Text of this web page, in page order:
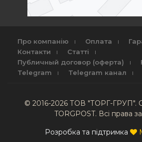
Про компанію Оплата
Контакти
Статті
Публичный договор (оферта)
Telegram
Telegram канал
© 2016-2026 ТОВ "ТОРГ-ГРУП".
TORGPOST. Всі права
Розробка та підтримка